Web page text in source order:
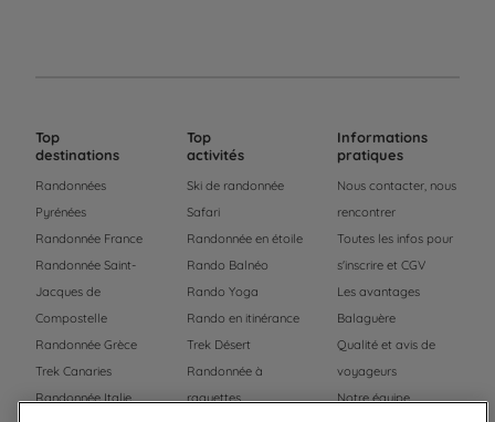
Top
destinations
Randonnées
Pyrénées
Randonnée France
Randonnée Saint-
Jacques de
Compostelle
Randonnée Grèce
Trek Canaries
Randonnée Italie
Top
activités
Ski de randonnée
Safari
Randonnée en étoile
Rando Balnéo
Rando Yoga
Rando en itinérance
Trek Désert
Randonnée à
raquettes
Informations
pratiques
Nous contacter, nous
rencontrer
Toutes les infos pour
s'inscrire et CGV
Les avantages
Balaguère
Qualité et avis de
voyageurs
Notre équipe